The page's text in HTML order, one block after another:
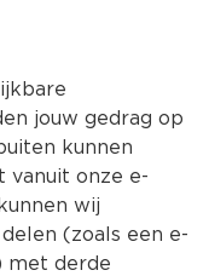
Kies jouw
Producten
jouw gedrag op
kunnen
vanuit onze e-
wij
(zoals een e-
met derde